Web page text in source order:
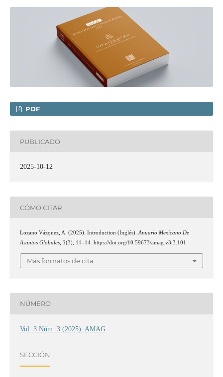
PDF
PUBLICADO
2025-10-12
CÓMO CITAR
Lozano Vázquez, A. (2025). Introduction (Inglés).Anuario Mexicano De
Asuntos Globales, 3(3), 11–14. https://doi.org/10.59673/amag.v3i3.101
Más formatos de cita
NÚMERO
Vol. 3 Núm. 3 (2025): AMAG
SECCIÓN